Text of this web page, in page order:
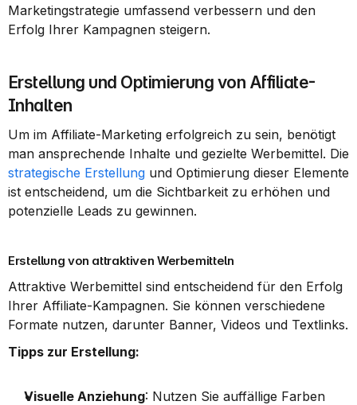
Marketingstrategie umfassend verbessern und den
Erfolg Ihrer Kampagnen steigern.
Erstellung und Optimierung von Affiliate-
Inhalten
Um im Affiliate-Marketing erfolgreich zu sein, benötigt
strategische Erstellung und Optimierung dieser Elemente
ist entscheidend, um die Sichtbarkeit zu erhöhen und
potenzielle Leads zu gewinnen.
Erstellung von attraktiven Werbemitteln
Attraktive Werbemittel sind entscheidend für den Erfolg
Ihrer Affiliate-Kampagnen. Sie können verschiedene
Formate nutzen, darunter Banner, Videos und Textlinks.
Tipps zur Erstellung:
Visuelle Anziehung: Nutzen Sie auffällige Farben